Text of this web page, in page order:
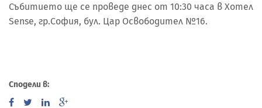
Събитието ще се проведе днес от 10:30 часа в Хотел
Sense, гр.София, бул. Цар Освободител №16.
Сподели в: